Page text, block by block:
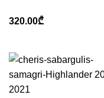
320.00₾